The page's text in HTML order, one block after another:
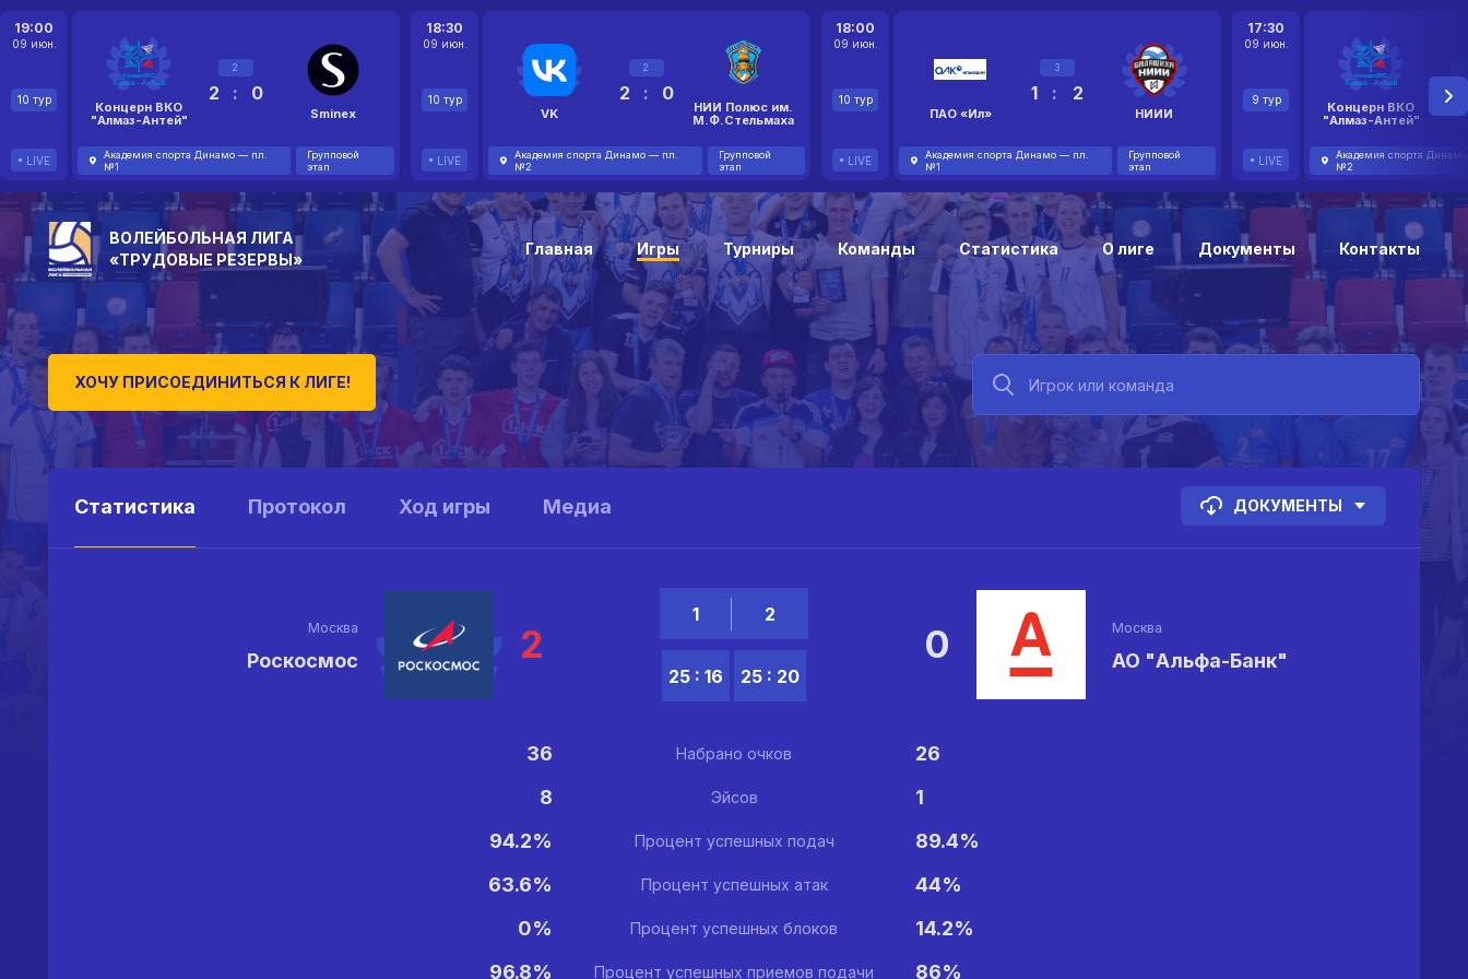
19:00
09 июн.
10 тур
LIVE
Концерн ВКО
"Алмаз-Антей"
2
2 : 0
Sminex
Академия спорта Динамо — пл.
№1
Групповой
этап
18:30
09 июн.
10 тур
LIVE
VK
2
2 : 0
НИИ Полюс им.
М.Ф.Стельмаха
Академия спорта Динамо — пл.
№2
Групповой
этап
18:00
09 июн.
10 тур
LIVE
ПАО «Ил»
3
1 : 2
НИИИ
Академия спорта Динамо — пл.
№1
Групповой
этап
17:30
09 июн.
9 тур
LIVE
Концерн ВКО
"Алмаз-Антей"
2
Академия спорта
№2
ВОЛЕЙБОЛЬНАЯ ЛИГА
«ТРУДОВЫЕ РЕЗЕРВЫ»
Главная Игры Турниры Команды Статистика О лиге Документы Контакты
ХОЧУ ПРИСОЕДИНИТЬСЯ К ЛИГЕ!
Статистика Протокол Ход игры Медиа ДОКУМЕНТЫ
Москва
Роскосмос 2
1
25 : 16
2
25 : 20
Москва
АО "Альфа-Банк"
0
36 Набрано очков
26
8
Эйсов
1
94.2%
Процент успешных подач
89.4%
63.6%
Процент успешных атак
44%
0%
Процент успешных блоков
14.2%
96.8%
Процент успешных приемов подачи 86%